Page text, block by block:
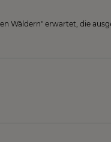
Wäldern" erwartet, die